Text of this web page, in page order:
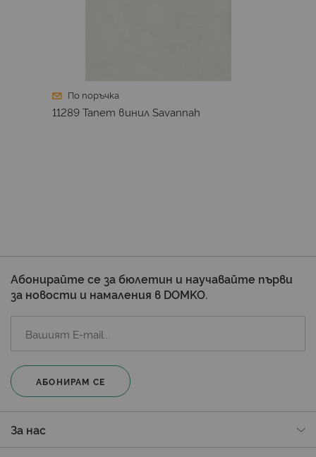
По поръчка
11289 Тапет винил Savannah
Абонирайте се за бюлетин и научавайте първи
за новости и намаления в DOMKO.
АБОНИРАМ СЕ
За нас